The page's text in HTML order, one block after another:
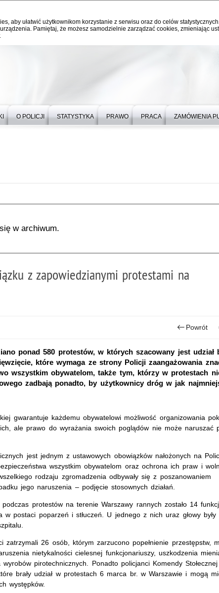
aby ułatwić użytkownikom korzystanie z serwisu oraz do celów
Pamiętaj, że możesz samodzielnie zarządzać cookies, zmieniając
O POLICJI STATYSTYKA PRAWO PRACA ZAMÓWIENIA
w archiwum.
z zapowiedzianymi protestami na
Powrót
ponad 580 protestów, w których szacowany jest udział
które wymaga ze strony Policji zaangażowania
wszystkim obywatelom, także tym, którzy w protestach
zadbają ponadto, by użytkownicy dróg w jak
gwarantuje każdemu obywatelowi możliwość organizowania
ale prawo do wyrażania swoich poglądów nie może naruszać
jest jednym z ustawowych obowiązków nałożonych na
wszystkim obywatelom oraz ochrona ich praw i
rodzaju zgromadzenia odbywały się z poszanowaniem
jego naruszenia – podjęcie stosownych działań.
protestów na terenie Warszawy rannych zostało 14
w postaci poparzeń i stłuczeń. U jednego z nich uraz głowy
zatrzymali 26 osób, którym zarzucono popełnienie przestępstw,
nietykalności cielesnej funkcjonariuszy, uszkodzenia
pirotechnicznych. Ponadto policjanci Komendy
brały udział w protestach 6 marca br. w Warszawie i mogą
występków.